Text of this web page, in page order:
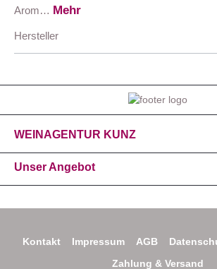
Arom… Mehr
Hersteller
WEINAGENTUR KUNZ
Unser Angebot
Kontakt Impressum AGB
Zahlung & Versand